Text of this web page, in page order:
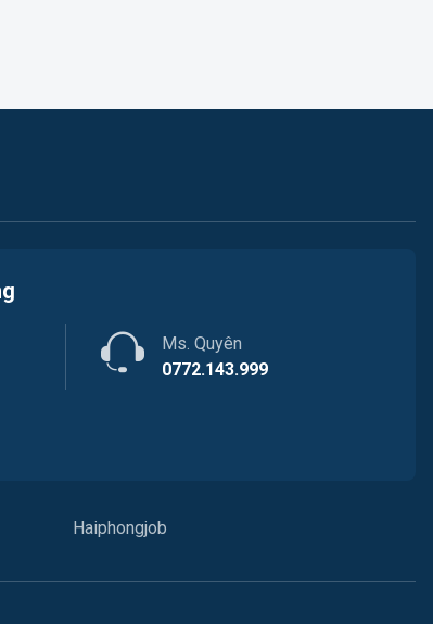
sự
lý chất lượng (QA/QC)
làm Bạch Đằng
làm An Biên
làm Đông Hải
Ms. Quyên
0772.143.999
Haiphongjob